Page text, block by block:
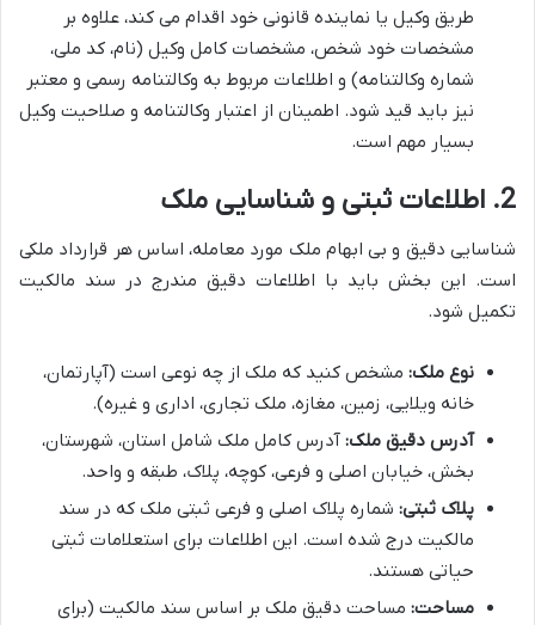
طریق وکیل یا نماینده قانونی خود اقدام می کند، علاوه بر
مشخصات خود شخص، مشخصات کامل وکیل (نام، کد ملی،
شماره وکالتنامه) و اطلاعات مربوط به وکالتنامه رسمی و معتبر
نیز باید قید شود. اطمینان از اعتبار وکالتنامه و صلاحیت وکیل
بسیار مهم است.
2. اطلاعات ثبتی و شناسایی ملک
شناسایی دقیق و بی ابهام ملک مورد معامله، اساس هر قرارداد ملکی
است. این بخش باید با اطلاعات دقیق مندرج در سند مالکیت
تکمیل شود.
نوع ملک: مشخص کنید که ملک از چه نوعی است (آپارتمان،
خانه ویلایی، زمین، مغازه، ملک تجاری، اداری و غیره).
آدرس دقیق ملک: آدرس کامل ملک شامل استان، شهرستان،
بخش، خیابان اصلی و فرعی، کوچه، پلاک، طبقه و واحد.
پلاک ثبتی: شماره پلاک اصلی و فرعی ثبتی ملک که در سند
مالکیت درج شده است. این اطلاعات برای استعلامات ثبتی
حیاتی هستند.
مساحت: مساحت دقیق ملک بر اساس سند مالکیت (برای